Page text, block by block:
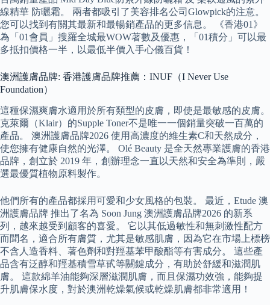
線精華 防曬霜。 兩者都吸引了美容排名公司Glowpick的注意。
您可以找到有關其最新和最暢銷產品的更多信息。 《香港01》
為「01會員」搜羅全城最WOW著數及優惠，「01積分」可以最
多抵扣價格一半，以最低半價入手心儀百貨！
澳洲護膚品牌: 香港護膚品牌推薦：INUF（I Never Use
Foundation）
這種保濕爽膚水適用於所有類型的皮膚，即使是最敏感的皮膚。
克萊爾（Klair）的Supple Toner不是唯一一個銷量突破一百萬的
產品。 澳洲護膚品牌2026 使用高濃度的維生素C和天然成分，
使您擁有健康自然的光澤。 Olé Beauty 是全天然專業護膚的香港
品牌，創立於 2019 年，創辦理念一直以天然和安全為準則，嚴
選最優質植物原料製作。
他們所有的產品都採用可愛和少女風格的包裝。 最近，Etude 澳
洲護膚品牌 推出了名為 Soon Jung 澳洲護膚品牌2026 的新系
列，越來越受到顧客的喜愛。 它以其低過敏性和無刺激性配方
而聞名，適合所有膚質，尤其是敏感肌膚，因為它在市場上標榜
不含人造香料、著色劑和對羥基苯甲酸酯等有害成分。 這些產
品含有泛醇和羥基積雪草甙等關鍵成分，有助於舒緩和滋潤肌
膚。 這款綿羊油能夠深層滋潤肌膚，而且保濕功效強，能夠提
升肌膚保水度，對於澳洲乾燥氣候或乾燥肌膚都非常適用！